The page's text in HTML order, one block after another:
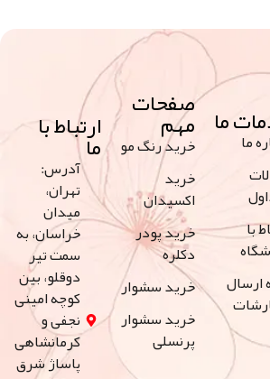
صفحاتمهم
خرید رنگ مو
خرید
اکسیدان
خرید پودر
دکلره
خرید سشوار
خرید سشوار
پرنسلی
ارتباط باما آدرس:
تهران،
میدان
خراسان، به
سمت تیر
دوقلو، بین
کوچه امینی
نجفی و
کرمانشاهی
پاساژ شرق